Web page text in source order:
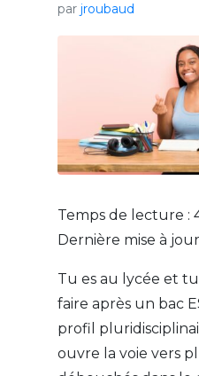
par jroubaud
Temps de lecture :
Dernière mise à jour
Tu es au lycée et
faire après un bac
profil
ouvre la voie vers